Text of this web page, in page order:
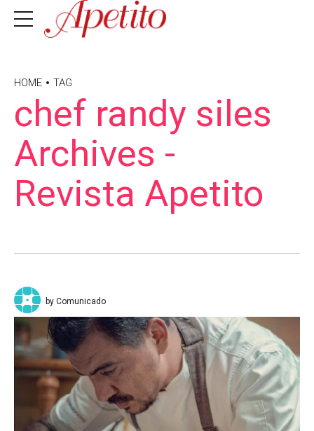
HOME TAG
chef randy siles
Archives -
Revista Apetito
by Comunicado